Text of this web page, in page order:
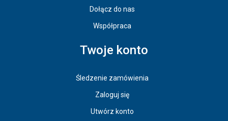
Dołącz do nas
Współpraca
Twoje konto
Śledzenie zamówienia
Zaloguj się
Utwórz konto